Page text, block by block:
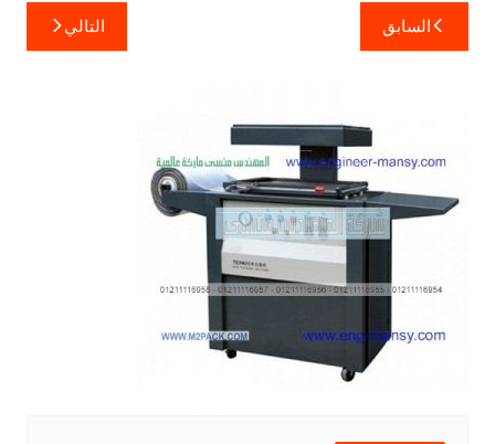
تصفّح
المقالات
السابق التالي